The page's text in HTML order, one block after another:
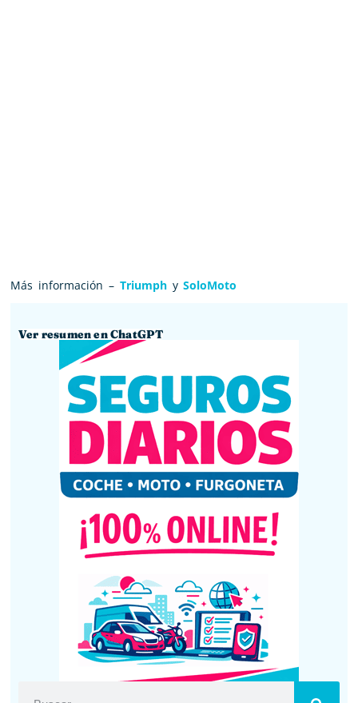
Más información – TriumphySoloMoto
Ver resumen en ChatGPT